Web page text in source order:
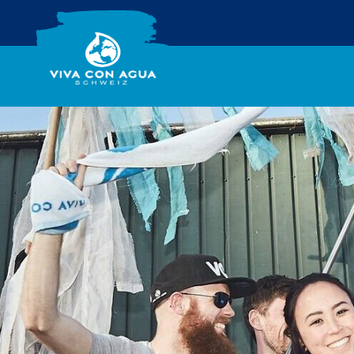
Kernteam
Pressebereich